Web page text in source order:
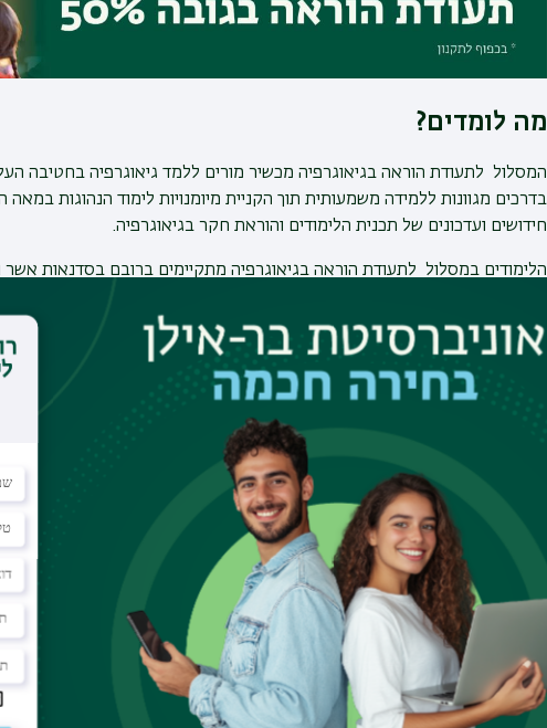
מה לומדים?
המסלול לתעודת הוראה בגיאוגרפיה מכשיר מורים ללמד גיאוגרפיה בחטיבה
חידושים ועדכונים של תכנית הלימודים והוראת חקר בגיאוגרפיה.
הלימודים במסלול לתעודת הוראה בגיאוגרפיה מתקיימים ברובם בסדנאות אשר
המורים המלווים את הסטודנטים של המסלול הם מדריכים בשטח ומורים השותפים
לפרטים ולשיחת ייעוץ אישית להרשמה ללימודים
תהליך הרישום כולל ראיון והצגת מסמכים על פי הנדרש
בוגרי אוניברסיטת בר-אילן ובוגרי מוסדות לימוד אחרים יכולים להירשם
סטודנטים באוניברסיטת בר-אילן לתואר ראשון יכולים להירשם החל
סטודנטים הלומדים באוניברסיטת בר אילן תואר שני ושלישי ניתן
האינבר
.
הזדמנויות תעסוקה
מורים לגיאוגרפיה, מדעי הסביבה, ופיתוח תוכניות לימודים.